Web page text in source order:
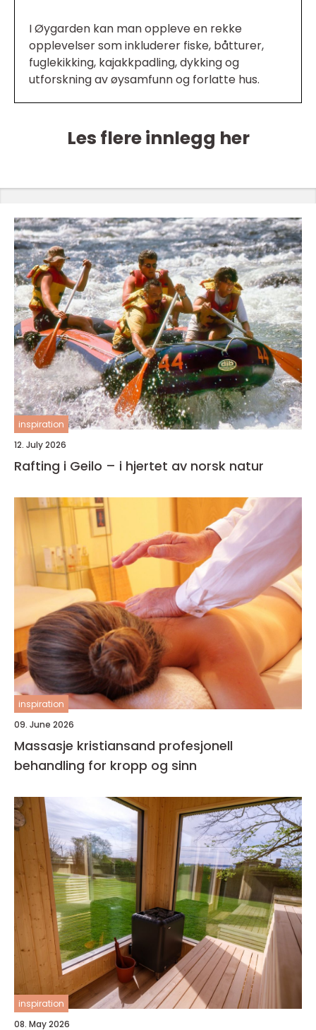
I Øygarden kan man oppleve en rekke
opplevelser som inkluderer fiske, båtturer,
fuglekikking, kajakkpadling, dykking og
utforskning av øysamfunn og forlatte hus.
Les flere innlegg her
inspiration
12. July 2026
Rafting i Geilo – i hjertet av norsk natur
inspiration
09. June 2026
Massasje kristiansand profesjonell
behandling for kropp og sinn
inspiration
08. May 2026